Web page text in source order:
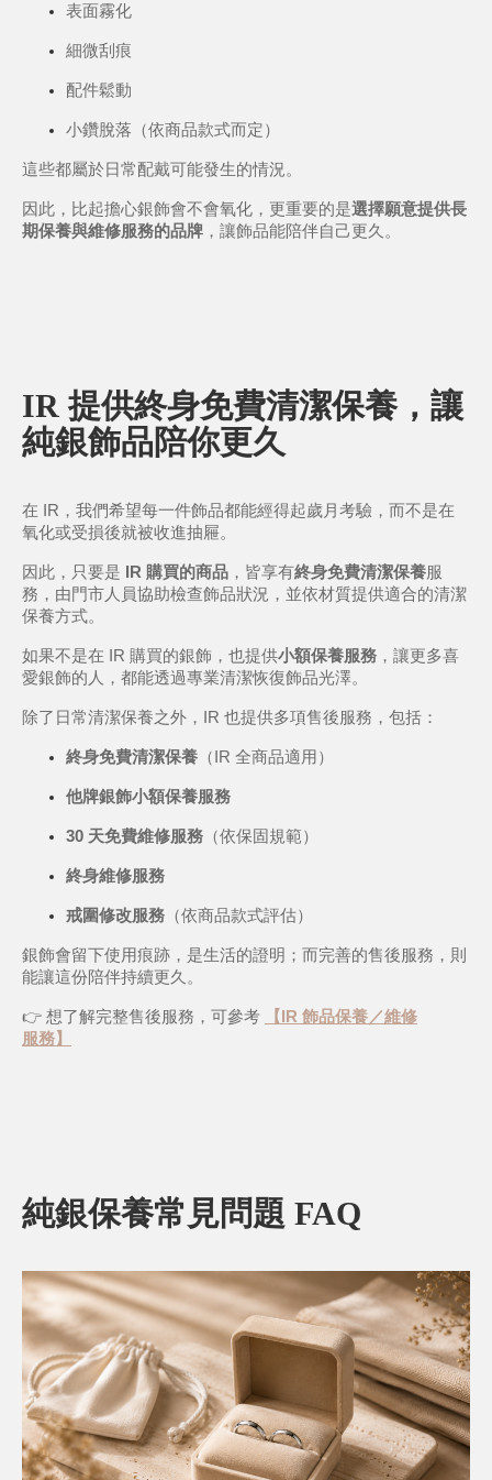
表面霧化
細微刮痕
配件鬆動
小鑽脫落（依商品款式而定）
這些都屬於日常配戴可能發生的情況。
因此，比起擔心銀飾會不會氧化，更重要的是選擇願意提供長
期保養與維修服務的品牌 ，讓飾品能陪伴自己更久。
IR 提供終身免費清潔保養，讓
純銀飾品陪你更久
在 IR，我們希望每一件飾品都能經得起歲月考驗，而不是在
氧化或受損後就被收進抽屜。
因此，只要是 IR 購買的商品 ，皆享有終身免費清潔保養服
務，由門市人員協助檢查飾品狀況，並依材質提供適合的清潔
保養方式。
如果不是在 IR 購買的銀飾，也提供小額保養服務 ，讓更多喜
愛銀飾的人，都能透過專業清潔恢復飾品光澤。
除了日常清潔保養之外，IR 也提供多項售後服務，包括：
終身免費清潔保養 （IR 全商品適用）
他牌銀飾小額保養服務
30 天免費維修服務 （依保固規範）
終身維修服務
戒圍修改服務 （依商品款式評估）
銀飾會留下使用痕跡，是生活的證明；而完善的售後服務，則
能讓這份陪伴持續更久。
👉 想了解完整售後服務，可參考
【IR 飾品保養／維修
服務】
純銀保養常見問題 FAQ